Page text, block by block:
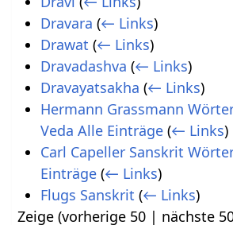
Dravara (← Links)
Drawat (← Links)
Dravadashva (← Links)
Dravayatsakha (← Links)
Hermann Grassmann
Veda Alle Einträge (← Links)
Carl Capeller Sanskrit
Einträge (← Links)
Flugs Sanskrit (← Links)
Zeige (vorherige 50 | nächste